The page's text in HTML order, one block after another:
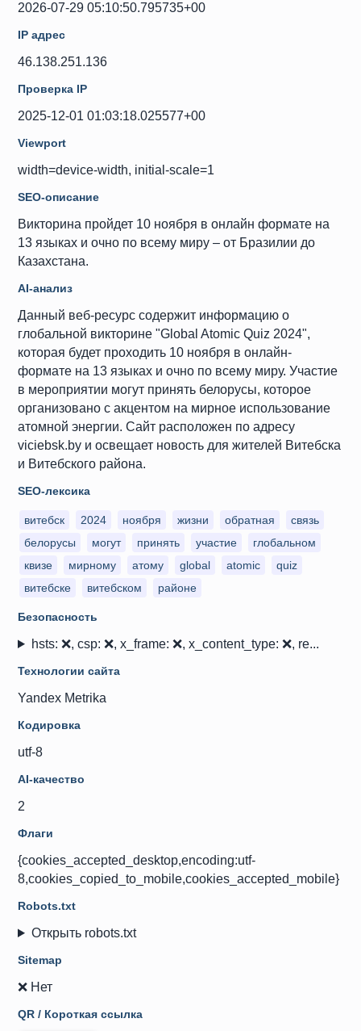
2026-07-29 05:10:50.795735+00
IP адрес
46.138.251.136
Проверка IP
2025-12-01 01:03:18.025577+00
Viewport
width=device-width, initial-scale=1
SEO-описание
Викторина пройдет 10 ноября в онлайн формате на
13 языках и очно по всему миру – от Бразилии до
Казахстана.
AI-анализ
Данный веб-ресурс содержит информацию о
глобальной викторине "Global Atomic Quiz 2024",
которая будет проходить 10 ноября в онлайн-
формате на 13 языках и очно по всему миру. Участие
в мероприятии могут принять белорусы, которое
организовано с акцентом на мирное использование
атомной энергии. Сайт расположен по адресу
viciebsk.by и освещает новость для жителей Витебска
и Витебского района.
SEO-лексика
витебск 2024 ноября жизни обратная
связь
белорусы
могут принять участие
глобальном
квизе
мирному атому global atomic
quiz
витебске
витебском районе
Безопасность
hsts: ❌, csp: ❌, x_frame: ❌, x_content_type: ❌, re...
Технологии сайта
Yandex Metrika
Кодировка
utf-8
AI-качество
2
Флаги
{cookies_accepted_desktop,encoding:utf-
8,cookies_copied_to_mobile,cookies_accepted_mobile}
Robots.txt
Открыть robots.txt
Sitemap
❌ Нет
QR / Короткая ссылка